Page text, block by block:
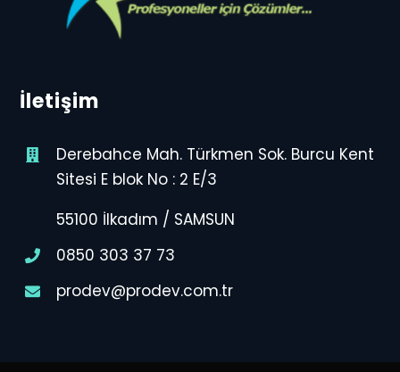
İletişim
Derebahce Mah. Türkmen Sok. Burcu Kent
Sitesi E blok No : 2 E/3
55100 İlkadım / SAMSUN
0850 303 37 73
prodev@prodev.com.tr